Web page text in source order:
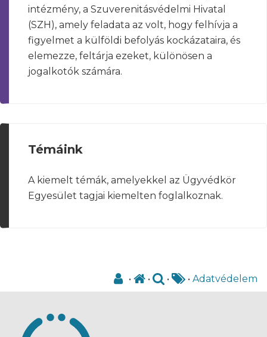
intézmény, a Szuverenitásvédelmi Hivatal
(SZH), amely feladata az volt, hogy felhívja a
figyelmet a külföldi befolyás kockázataira, és
elemezze, feltárja ezeket, különösen a
jogalkotók számára.
Témáink
A kiemelt témák, amelyekkel az Ügyvédkör
Egyesület tagjai kiemelten foglalkoznak.
• • • • Adatvédelem